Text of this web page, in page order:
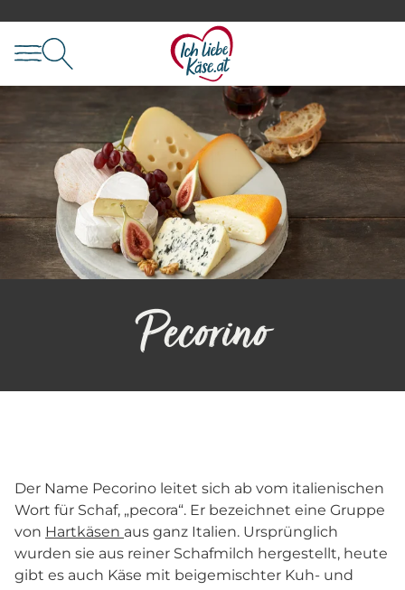
Pecorino
Der Name Pecorino leitet sich ab vom italienischen
Wort für Schaf, „pecora“. Er bezeichnet eine Gruppe
von Hartkäsen aus ganz Italien. Ursprünglich
wurden sie aus reiner Schafmilch hergestellt, heute
gibt es auch Käse mit beigemischter Kuh- und